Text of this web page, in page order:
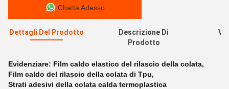
Chatta Adesso
Dettagli Del Prodotto
Descrizione Di
Prodotto
Evidenziare: Film caldo elastico del rilascio della colata,
Film caldo del rilascio della colata di Tpu,
Strati adesivi della colata calda termoplastica